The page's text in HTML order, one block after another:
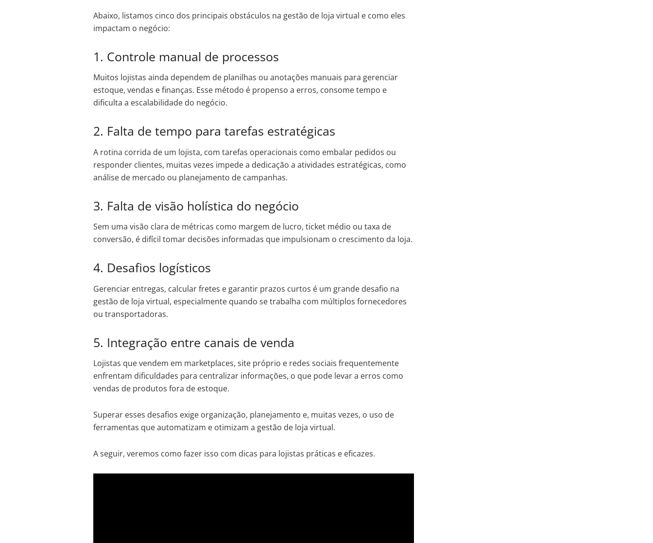
Abaixo, listamos cinco dos principais obstáculos na gestão de loja virtual e como eles
impactam o negócio:
1. Controle manual de processos
Muitos lojistas ainda dependem de planilhas ou anotações manuais para gerenciar
estoque, vendas e finanças. Esse método é propenso a erros, consome tempo e
dificulta a escalabilidade do negócio.
2. Falta de tempo para tarefas estratégicas
A rotina corrida de um lojista, com tarefas operacionais como embalar pedidos ou
responder clientes, muitas vezes impede a dedicação a atividades estratégicas, como
análise de mercado ou planejamento de campanhas.
3. Falta de visão holística do negócio
Sem uma visão clara de métricas como margem de lucro, ticket médio ou taxa de
conversão, é difícil tomar decisões informadas que impulsionam o crescimento da loja.
4. Desafios logísticos
Gerenciar entregas, calcular fretes e garantir prazos curtos é um grande desafio na
gestão de loja virtual, especialmente quando se trabalha com múltiplos fornecedores
ou transportadoras.
5. Integração entre canais de venda
Lojistas que vendem em marketplaces, site próprio e redes sociais frequentemente
enfrentam dificuldades para centralizar informações, o que pode levar a erros como
vendas de produtos fora de estoque.
Superar esses desafios exige organização, planejamento e, muitas vezes, o uso de
ferramentas que automatizam e otimizam a gestão de loja virtual.
A seguir, veremos como fazer isso com dicas para lojistas práticas e eficazes.